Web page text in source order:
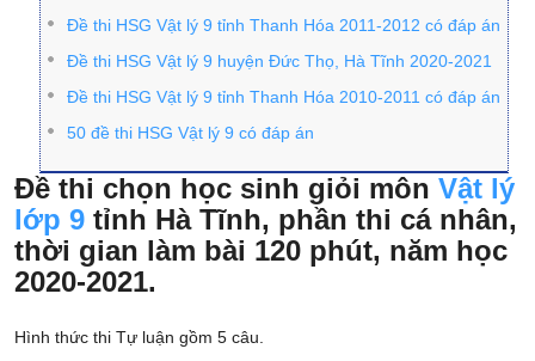
Đề thi HSG Vật lý 9 tỉnh Thanh Hóa 2011-2012 có đáp án
Đề thi HSG Vật lý 9 huyện Đức Thọ, Hà Tĩnh 2020-2021
Đề thi HSG Vật lý 9 tỉnh Thanh Hóa 2010-2011 có đáp án
50 đề thi HSG Vật lý 9 có đáp án
Đề thi chọn học sinh giỏi môn Vật lý
lớp 9 tỉnh Hà Tĩnh, phần thi cá nhân,
thời gian làm bài 120 phút, năm học
2020-2021.
Hình thức thi Tự luận gồm 5 câu.